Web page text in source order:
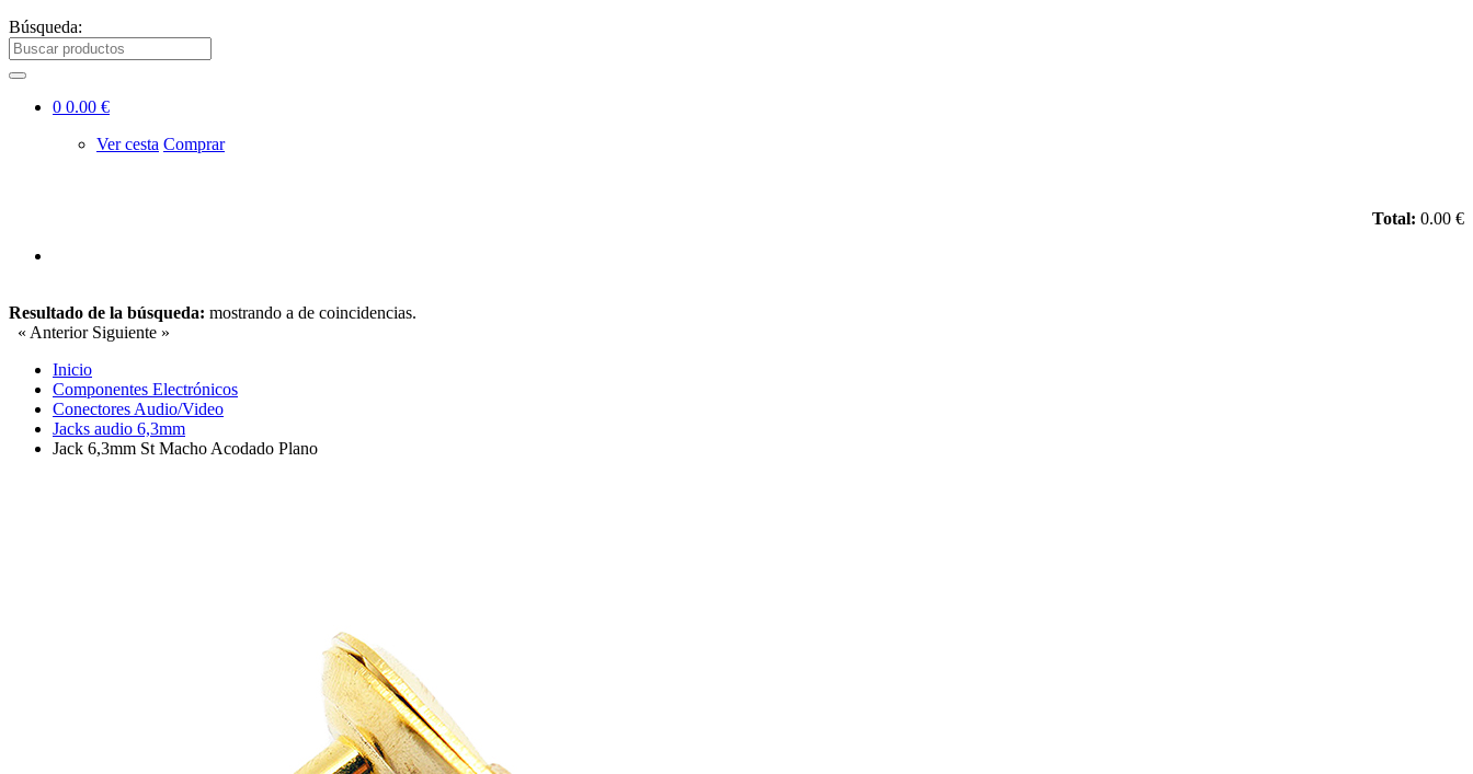
Búsqueda:
0 0.00 €
Ver cesta Comprar
Total: 0.00 €
Resultado de la búsqueda: mostrando a de coincidencias.
« Anterior Siguiente »
Inicio
Componentes Electrónicos
Conectores Audio/Video
Jacks audio 6,3mm
Jack 6,3mm St Macho Acodado Plano